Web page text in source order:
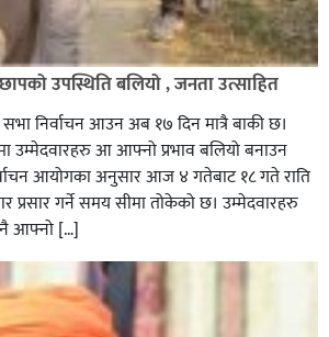
उपस्थिति बलियो , जनता उत्साहित
सभा निर्वाचन आउन अब १७ दिन मात्रै बाकी छ।
मा उम्मेदवारहरु आ आफ्नो प्रभाव बलियो बनाउन
आयोगका अनुसार आज ४ गतेबाट १८ गते राति
प्रसार गर्ने समय सीमा तोकेको छ। उम्मेदवारहरु
नै आफ्नो […]